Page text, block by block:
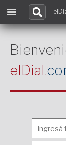
elDial.